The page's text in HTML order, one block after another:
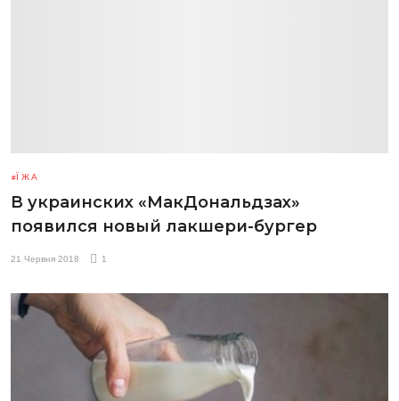
ЇЖА
В украинских «МакДональдзах»
появился новый лакшери-бургер
21 Червня 2018 1